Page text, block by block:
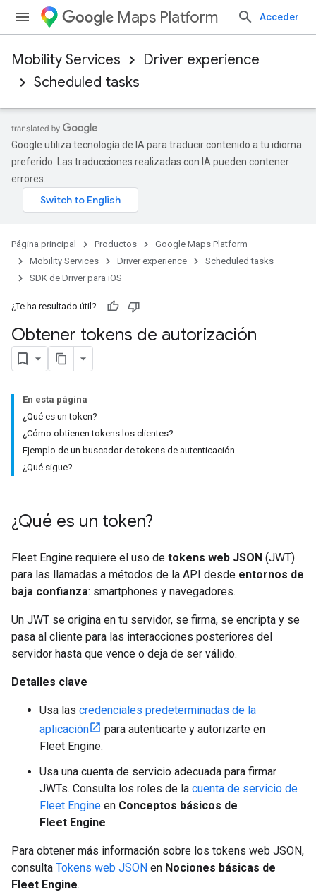
Maps Platform Acceder
Mobility Services
Driver experience
Scheduled tasks
Google utiliza tecnología de IA para traducir contenido a tu idioma
preferido. Las traducciones realizadas con IA pueden contener
errores.
Página principal Productos
Google Maps Platform
Mobility Services
Driver experience
Scheduled tasks
SDK de Driver para iOS
¿Te ha resultado útil?
Obtener tokens de autorización
En esta página
¿Qué es un token?
¿Cómo obtienen tokens los clientes?
Ejemplo de un buscador de tokens de autenticación
¿Qué sigue?
¿Qué es un token?
Fleet Engine requiere el uso de tokens web JSON (JWT)
para las llamadas a métodos de la API desde entornos de
baja confianza: smartphones y navegadores.
Un JWT se origina en tu servidor, se firma, se encripta y se
pasa al cliente para las interacciones posteriores del
servidor hasta que vence o deja de ser válido.
Detalles clave
Usa las credenciales predeterminadas de la
aplicación
para autenticarte y autorizarte en
Fleet Engine.
Usa una cuenta de servicio adecuada para firmar
JWTs. Consulta los roles de la cuenta de servicio de
Fleet Engine en Conceptos básicos de
Fleet Engine.
Para obtener más información sobre los tokens web JSON,
consulta Tokens web JSON en Nociones básicas de
Fleet Engine.